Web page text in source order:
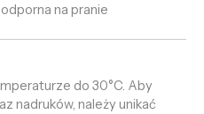
na pranie
do 30°C. Aby
nadruków, należy unikać